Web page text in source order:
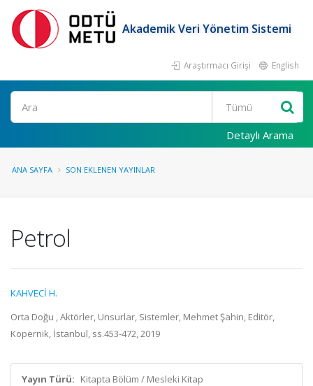
Akademik Veri Yönetim Sistemi
Araştırmacı Girişi English
Ara
Detaylı Arama
ANA SAYFA SON EKLENEN YAYINLAR
Petrol
KAHVECİ H.
Orta Doğu , Aktörler, Unsurlar, Sistemler, Mehmet Şahin, Editör,
Kopernik, İstanbul, ss.453-472, 2019
Yayın Türü: Kitapta Bölüm / Mesleki Kitap